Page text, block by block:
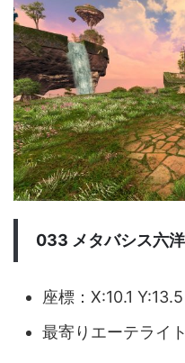
033 メタバシス六
座標：X:10.1
最寄りエーテライ